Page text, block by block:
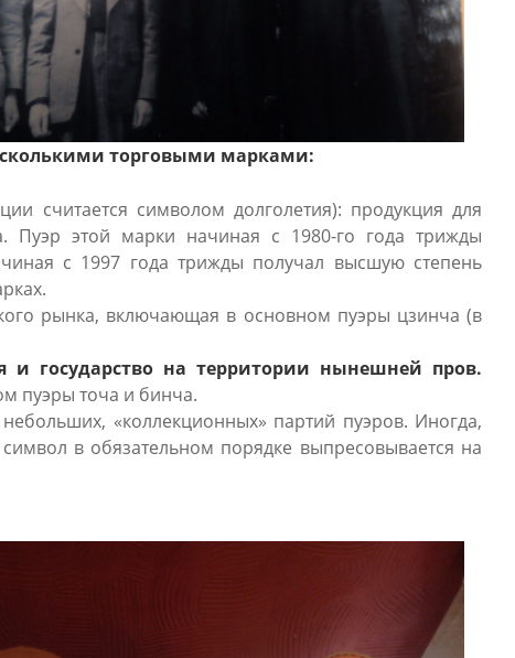
торговыми марками:
считается символом долголетия): продукция для
этой марки начиная с 1980-го года трижды
с 1997 года трижды получал высшую степень
рынка, включающая в основном пуэры цзинча (в
государство на территории нынешней пров.
пуэры точа и бинча.
небольших, «коллекционных» партий пуэров. Иногда,
в обязательном порядке выпресовывается на